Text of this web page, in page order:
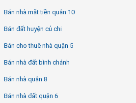
Bán nhà mặt tiền quận 10
Bán đất huyện củ chi
Bán cho thuê nhà quận 5
Bán nhà đất bình chánh
Bán nhà quận 8
Bán nhà đất quận 6